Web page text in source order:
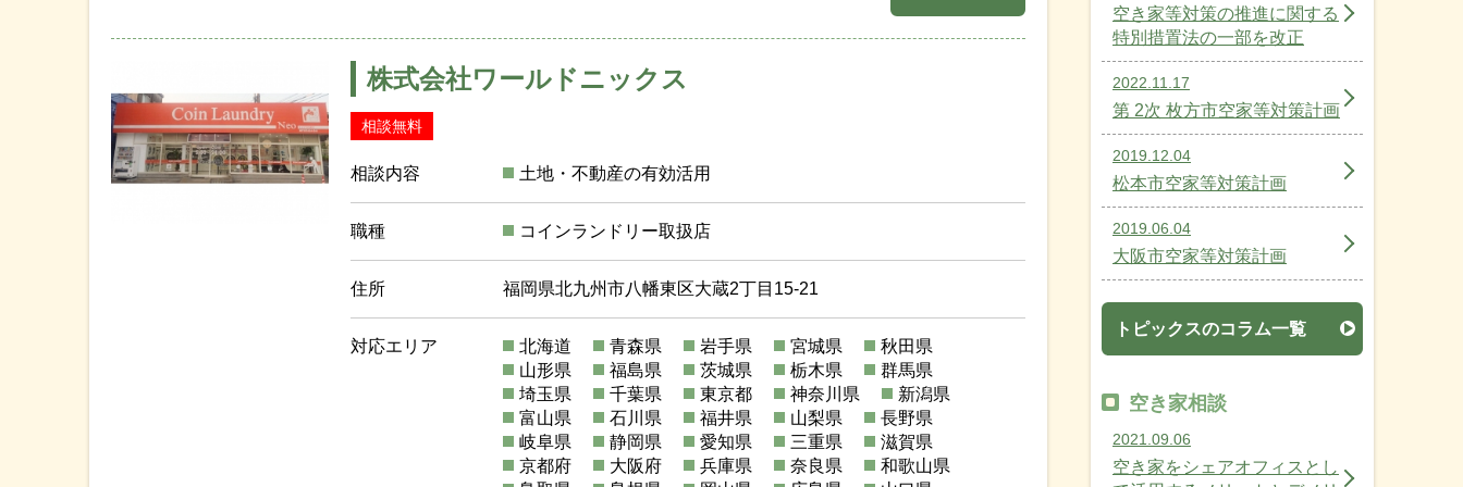
株式会社ワールドニックス
相談無料
相談内容 土地・不動産の有効活用
職種 コインランドリー取扱店
住所 福岡県北九州市八幡東区大蔵2丁目15-21
対応エリア 北海道 青森県 岩手県 宮城県
秋田県
山形県
福島県 茨城県 栃木県
群馬県
埼玉県
千葉県 東京都 神奈川県
新潟県
富山県
石川県 福井県 山梨県
長野県
岐阜県
静岡県 愛知県 三重県
滋賀県
京都府
大阪府 兵庫県 奈良県
和歌山県
空き家等対策の推進に関する
特別措置法の一部を改正
2022.11.17
第 2次 枚方市空家等対策計画
2019.12.04
松本市空家等対策計画
2019.06.04
大阪市空家等対策計画
トピックスのコラム一覧
空き家相談
2021.09.06
空き家をシェアオフィスとし